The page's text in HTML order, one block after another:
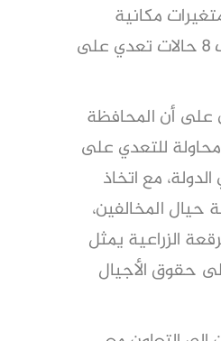
و4 حالات متغيرات مكانية
ومخالفات بناء، إلى جانب 8 حالات تعدي على
على أن المحافظة
للتعدي على
الدولة، مع اتخاذ
حيال المخالفين،
الزراعية يمثل
حقوق الأجيال